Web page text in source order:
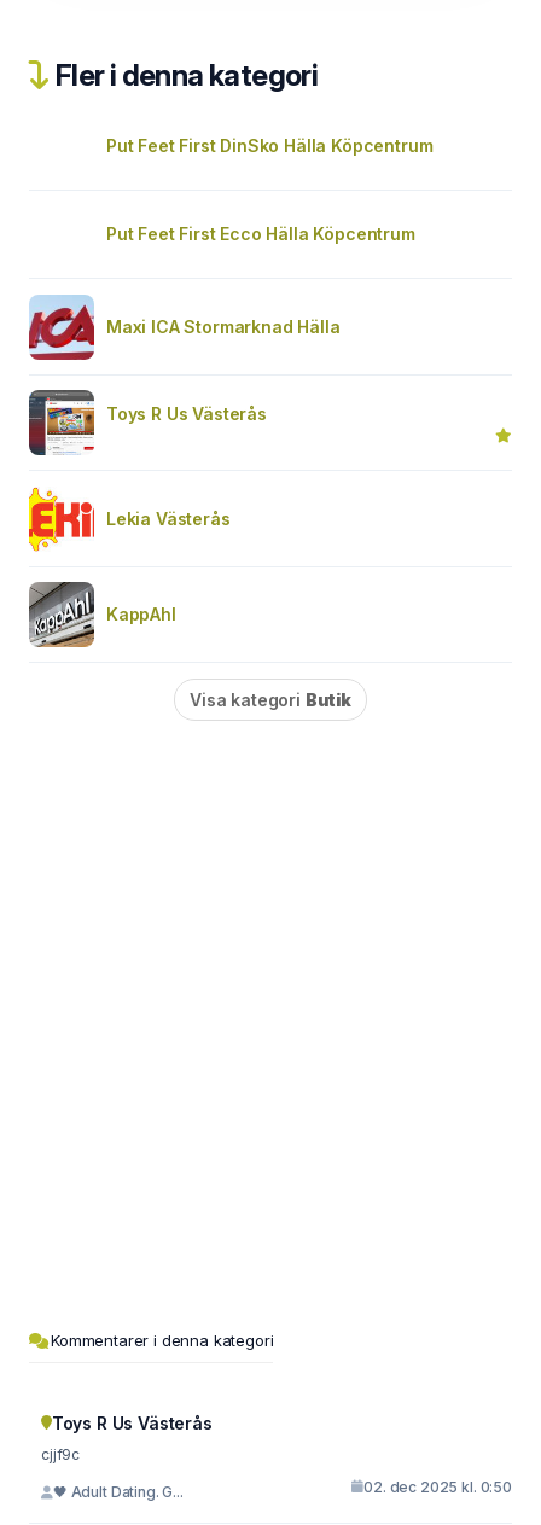
Fler i denna kategori
Put Feet First DinSko Hälla Köpcentrum
Put Feet First Ecco Hälla Köpcentrum
Maxi ICA Stormarknad Hälla
Toys R Us Västerås
Lekia Västerås
KappAhl
Visa kategori Butik
Kommentarer i denna kategori
Toys R Us Västerås
cjjf9c
🖤 Adult Dating. G... 02. dec 2025 kl. 0:50